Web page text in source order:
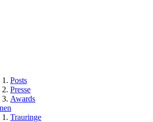
Posts
Presse
Awards
Trauringe